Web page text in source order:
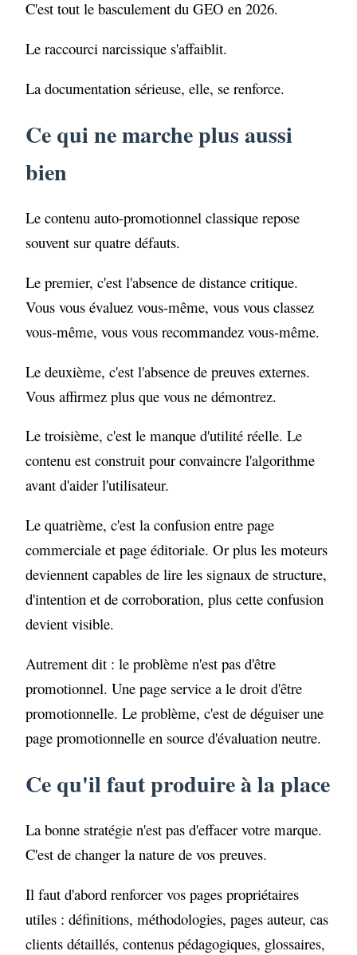
C'est tout le basculement du GEO en 2026.
Le raccourci narcissique s'affaiblit.
La documentation sérieuse, elle, se renforce.
Ce qui ne marche plus aussi
bien
Le contenu auto-promotionnel classique repose
souvent sur quatre défauts.
Le premier, c'est l'absence de distance critique.
Vous vous évaluez vous-même, vous vous classez
vous-même, vous vous recommandez vous-même.
Le deuxième, c'est l'absence de preuves externes.
Vous affirmez plus que vous ne démontrez.
Le troisième, c'est le manque d'utilité réelle. Le
contenu est construit pour convaincre l'algorithme
avant d'aider l'utilisateur.
Le quatrième, c'est la confusion entre page
commerciale et page éditoriale. Or plus les moteurs
deviennent capables de lire les signaux de structure,
d'intention et de corroboration, plus cette confusion
devient visible.
Autrement dit : le problème n'est pas d'être
promotionnel. Une page service a le droit d'être
promotionnelle. Le problème, c'est de déguiser une
page promotionnelle en source d'évaluation neutre.
Ce qu'il faut produire à la place
La bonne stratégie n'est pas d'effacer votre marque.
C'est de changer la nature de vos preuves.
Il faut d'abord renforcer vos pages propriétaires
utiles : définitions, méthodologies, pages auteur, cas
clients détaillés, contenus pédagogiques, glossaires,